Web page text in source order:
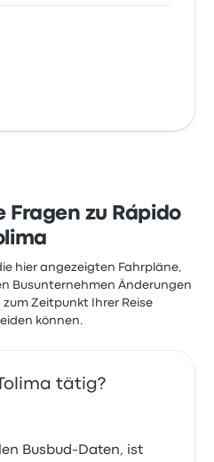
Fragen zu Rápido
hier angezeigten Fahrpläne,
Busunternehmen Änderungen
Zeitpunkt Ihrer Reise
können.
tätig?
Busbud-Daten, ist